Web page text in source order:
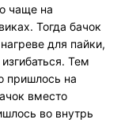
чаще на
Тогда бачок
для пайки,
Тем
пришлось на
вместо
во внутрь